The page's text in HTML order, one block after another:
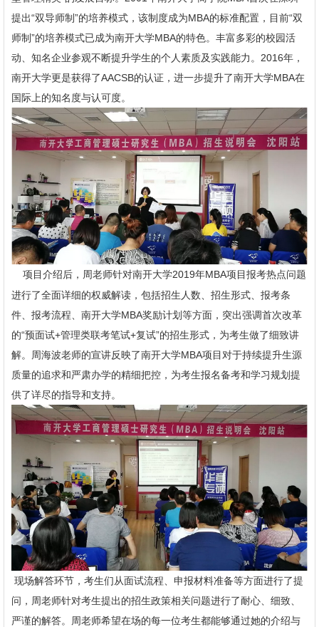
提出“双导师制”的培养模式，该制度成为MBA的标准配置，目前“双
师制”的培养模式已成为南开大学MBA的特色。丰富多彩的校园活
动、知名企业参观不断提升学生的个人素质及实践能力。2016年，
南开大学更是获得了AACSB的认证，进一步提升了南开大学MBA在
国际上的知名度与认可度。
项目介绍后，周老师针对南开大学2019年MBA项目报考热点问题
进行了全面详细的权威解读，包括招生人数、招生形式、报考条
件、报考流程、南开大学MBA奖励计划等方面，突出强调首次改革
的“预面试+管理类联考笔试+复试”的招生形式，为考生做了细致讲
解。周海波老师的宣讲反映了南开大学MBA项目对于持续提升生源
质量的追求和严肃办学的精细把控，为考生报名备考和学习规划提
供了详尽的指导和支持。
现场解答环节，考生们从面试流程、申报材料准备等方面进行了提
问，周老师针对考生提出的招生政策相关问题进行了耐心、细致、
严谨的解答。周老师希望在场的每一位考生都能够通过她的介绍与